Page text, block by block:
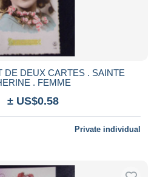
DE DEUX CARTES . SAINTE
. FEMME
± US$0.58
Private individual